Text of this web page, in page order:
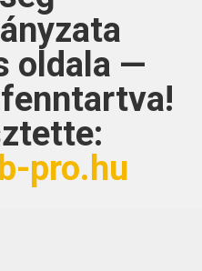
oldala —
pro.hu